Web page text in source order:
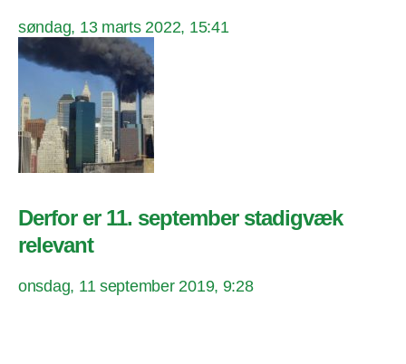
søndag, 13 marts 2022, 15:41
Derfor er 11. september stadigvæk
relevant
onsdag, 11 september 2019, 9:28